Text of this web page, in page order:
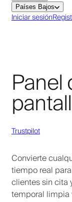
Países Bajos
Iniciar sesión
Panel
Trustpilot
Convierte
tiempo real
clientes sin cita
temporal limpia